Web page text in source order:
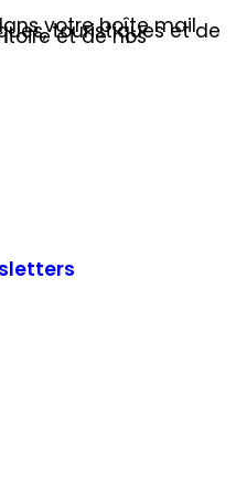
votre boîte mail
touristiques et de
et de nos